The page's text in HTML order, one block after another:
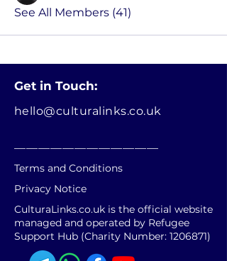
See All Members (41)
Get in Touch:
hello@culturalinks.co.uk
Terms and Conditions
Privacy Notice
CulturaLinks.co.uk is the official website
managed and operated by Refugee
Support Hub (Charity Number: 1206871)